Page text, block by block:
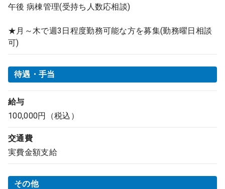
午後 病棟管理(受持ち人数応相談)
★月～木で週3日程度勤務可能な方を募集(勤務曜日相談
可)
待遇・手当
給与
100,000円（税込）
交通費
実費金額支給
その他